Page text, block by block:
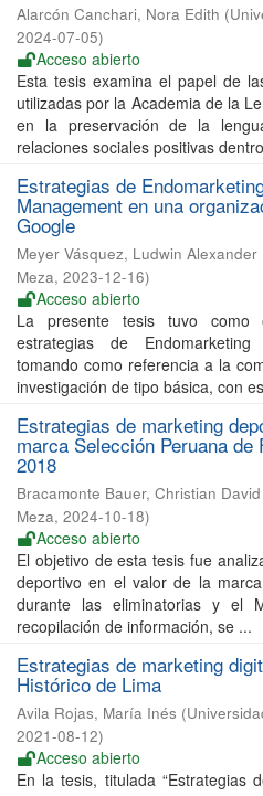
Alarcón Canchari, Nora Edith (
2024-07-05)
Acceso abierto
Esta tesis examina el papel de
utilizadas por la Academia de la
en la preservación de la
relaciones sociales positivas
Estrategias de
Management en una
Google
Meyer Vásquez, Ludwin Alexander
Meza, 2023-12-16)
Acceso abierto
La presente tesis tuvo como
estrategias de
tomando como referencia a la
investigación de tipo básica, con
Estrategias de marketing
marca Selección Peruana
2018
Bracamonte Bauer, Christian David
Meza, 2024-10-18)
Acceso abierto
El objetivo de esta tesis fue
deportivo en el valor de la
durante las eliminatorias y el
recopilación de información, se ...
Estrategias de marketing
Histórico de Lima
Avila Rojas, María Inés (
2021-08-12)
Acceso abierto
En la tesis, titulada “Estrategias